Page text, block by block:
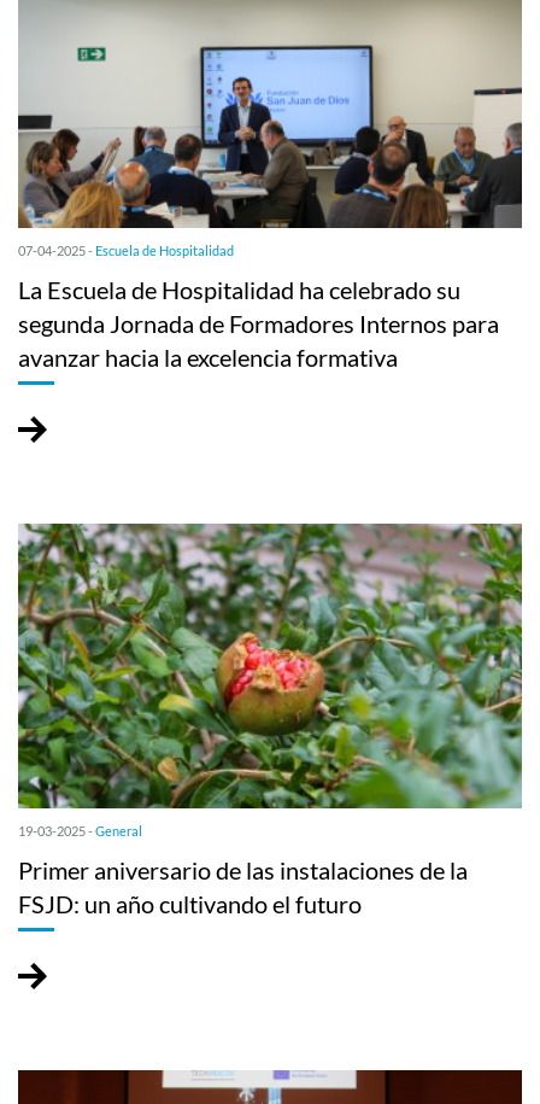
07-04-2025 - Escuela de Hospitalidad
La Escuela de Hospitalidad ha celebrado su
segunda Jornada de Formadores Internos para
avanzar hacia la excelencia formativa
19-03-2025 -General
Primer aniversario de las instalaciones de la
FSJD: un año cultivando el futuro